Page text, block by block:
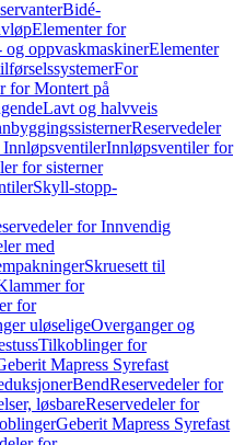
Bidé-
Elementer for
og oppvaskmaskinerElementer
For
for Montert på
Lavt og halvveis
Reservedeler
InnløpsventilerInnløpsventiler for
for sisterner
Skyll-stopp-
for Innvendig
med
Skruesett til
for
for
uløseligeOverganger og
Tilkoblinger for
Mapress Syrefast
BendReservedeler for
løsbareReservedeler for
Geberit Mapress Syrefast